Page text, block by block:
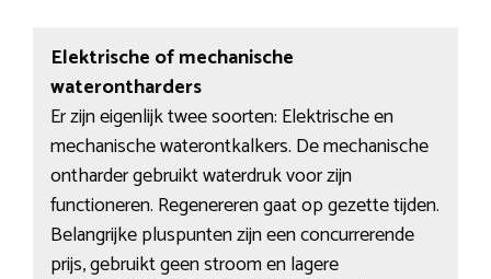
Elektrische of mechanische
waterontharders
Er zijn eigenlijk twee soorten: Elektrische en
mechanische waterontkalkers. De mechanische
ontharder gebruikt waterdruk voor zijn
functioneren. Regenereren gaat op gezette tijden.
Belangrijke pluspunten zijn een concurrerende
prijs, gebruikt geen stroom en lagere